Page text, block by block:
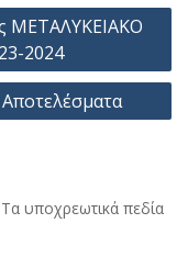
ΜΕΤΑΛΥΚΕΙΑΚΟ
2024
Τα υποχρεωτικά πεδία